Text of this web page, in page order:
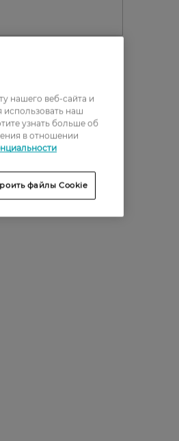
нашего веб-сайта и
наш
узнать больше об
в отношении
файлы Cookie